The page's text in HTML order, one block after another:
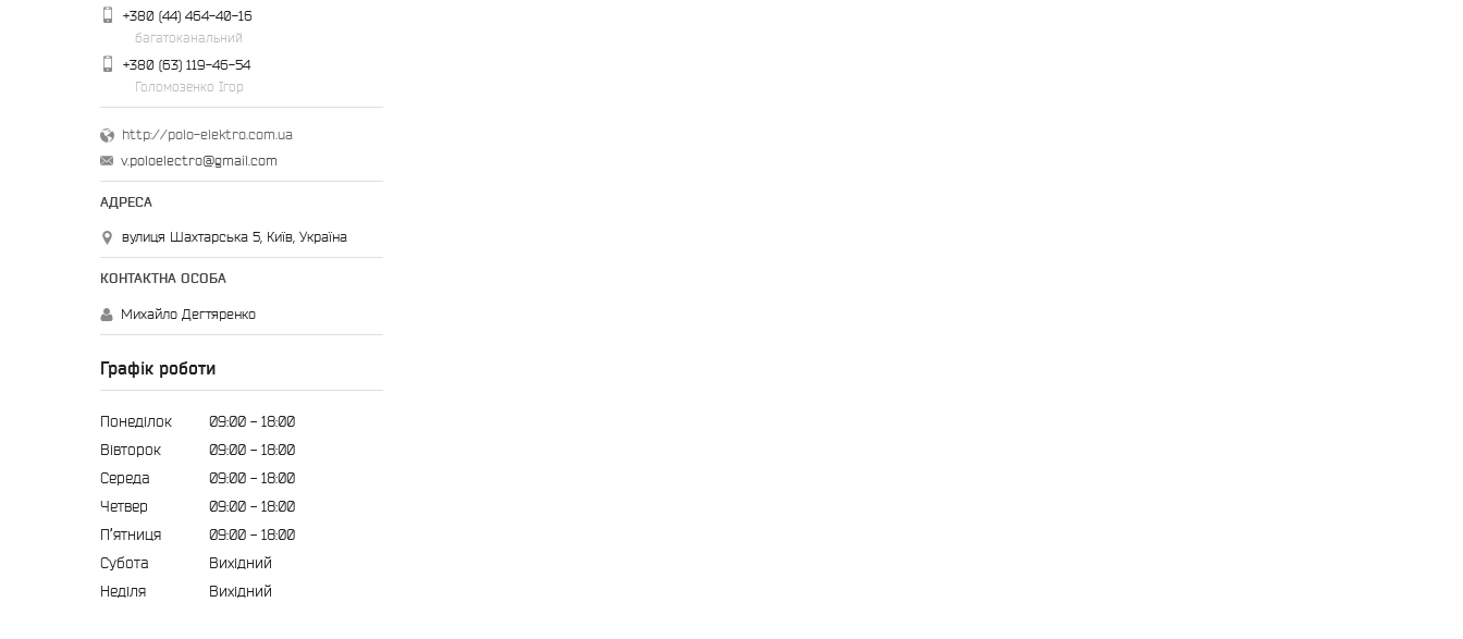
+380 (44) 464-40-16
багатоканальний
+380 (63) 119-46-54
Голомозенко Ігор
http://polo-elektro.com.ua
v.poloelectro@gmail.com
вулиця Шахтарська 5, Київ, Україна
Михайло Дегтяренко
Графік роботи
Понеділок 09:00
18:00
Вівторок
09:00
18:00
Середа
09:00
18:00
Четвер
09:00
18:00
Пʼятниця
09:00
18:00
Субота
Вихідний
Неділя
Вихідний